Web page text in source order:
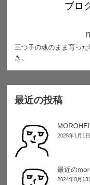
ブロ
三つ子の魂のまま育っ
き。
最近の投稿
2025年1月1日
最近の
2024年8月13